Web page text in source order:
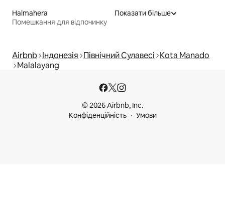
Halmahera
Помешкання для відпочинку
Показати більше
Airbnb Індонезія Північний Сулавесі Kota Manado
Malalayang
© 2026 Airbnb, Inc.
Конфіденційність
Умови